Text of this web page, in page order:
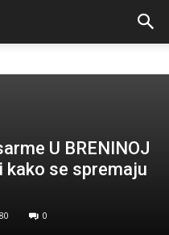
U BRENINOJ
kako se spremaju
0